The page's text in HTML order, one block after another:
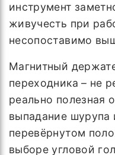
инструмент
живучесть при
несопоставимо
Магнитный
переходника – не
реально полезная
выпадание шурупа
перевёрнутом
выборе угловой